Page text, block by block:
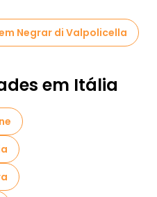
Negrar di Valpolicella
em Itália